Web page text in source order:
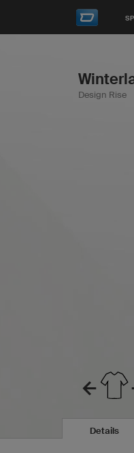
Design Rise
Details